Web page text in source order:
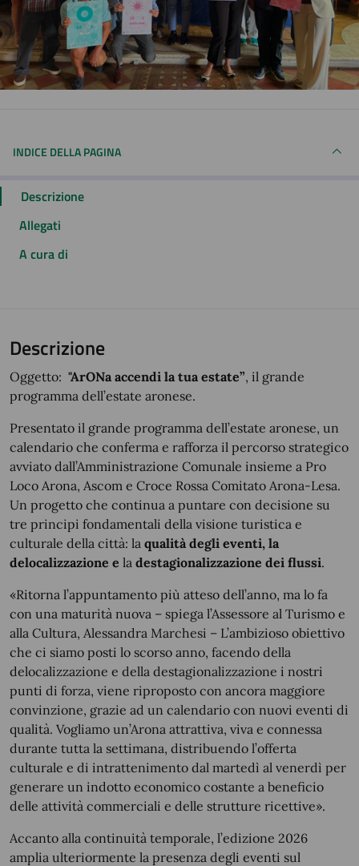
INDICE DELLA PAGINA
Descrizione
Allegati
A cura di
Descrizione
Oggetto: "ArONa accendi la tua estate”, il grande
programma dell’estate aronese.
Presentato il grande programma dell’estate aronese, un
calendario che conferma e rafforza il percorso strategico
avviato dall’Amministrazione Comunale insieme a Pro
Loco Arona, Ascom e Croce Rossa Comitato Arona-Lesa.
Un progetto che continua a puntare con decisione su
tre principi fondamentali della visione turistica e
culturale della città: la qualità degli eventi, la
delocalizzazione e la destagionalizzazione dei flussi.
«Ritorna l’appuntamento più atteso dell’anno, ma lo fa
con una maturità nuova – spiega l’Assessore al Turismo e
alla Cultura, Alessandra Marchesi – L’ambizioso obiettivo
che ci siamo posti lo scorso anno, facendo della
delocalizzazione e della destagionalizzazione i nostri
punti di forza, viene riproposto con ancora maggiore
convinzione, grazie ad un calendario con nuovi eventi di
qualità. Vogliamo un’Arona attrattiva, viva e connessa
durante tutta la settimana, distribuendo l’offerta
culturale e di intrattenimento dal martedì al venerdì per
generare un indotto economico costante a beneficio
delle attività commerciali e delle strutture ricettive».
Accanto alla continuità temporale, l’edizione 2026
amplia ulteriormente la presenza degli eventi sul